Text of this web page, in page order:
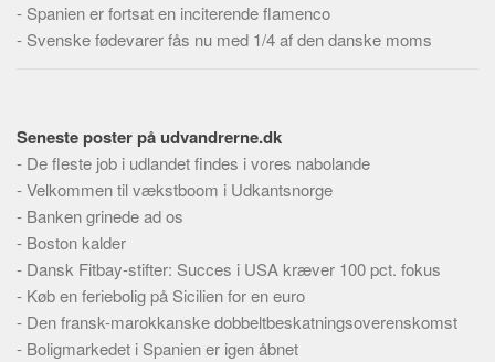
- Spanien er fortsat en inciterende flamenco
- Svenske fødevarer fås nu med 1/4 af den danske moms
Seneste poster på udvandrerne.dk
- De fleste job i udlandet findes i vores nabolande
-Velkommen til vækstboom i Udkantsnorge
- Banken grinede ad os
- Boston kalder
- Dansk Fitbay-stifter: Succes i USA kræver 100 pct. fokus
- Køb en feriebolig på Sicilien for en euro
- Den fransk-marokkanske dobbeltbeskatningsoverenskomst
- Boligmarkedet i Spanien er igen åbnet